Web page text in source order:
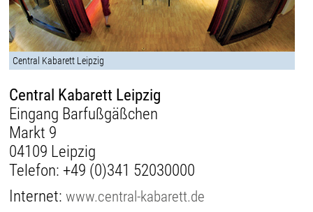
Central Kabarett Leipzig
Central Kabarett Leipzig
Eingang Barfußgäßchen
Markt 9
04109 Leipzig
Telefon: +49 (0)341 52030000
Internet:www.central-kabarett.de